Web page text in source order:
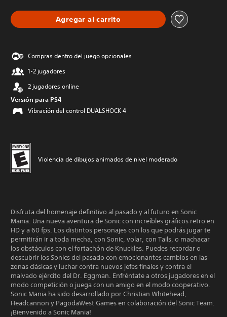
Agregar al carrito
Compras dentro del juego opcionales
1-2 jugadores
2 jugadores online
Versión para PS4
Vibración del control DUALSHOCK 4
Violencia de dibujos animados de nivel moderado
Disfruta del homenaje definitivo al pasado y al futuro en Sonic
Mania. Una nueva aventura de Sonic con increíbles gráficos retro en
HD y a 60 fps. Los distintos personajes con los que podrás jugar te
permitirán ir a toda mecha, con Sonic, volar, con Tails, o machacar
los obstáculos con el fortachón de Knuckles. Puedes recordar o
descubrir los Sonics del pasado con emocionantes cambios en las
zonas clásicas y luchar contra nuevos jefes finales y contra el
malvado ejército del Dr. Eggman. Enfréntate a otros jugadores en el
modo competición o juega con un amigo en el modo cooperativo.
Sonic Mania ha sido desarrollado por Christian Whitehead,
Headcannon y PagodaWest Games en colaboración del Sonic Team.
¡Bienvenido a Sonic Mania!